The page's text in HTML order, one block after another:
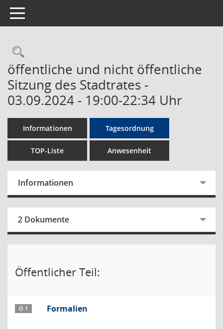
Toggle navigation
Rechercheauswahl
öffentliche und nicht öffentliche
Sitzung des Stadtrates -
03.09.2024 - 19:00-22:34 Uhr
Informationen Tagesordnung
TOP-Liste Anwesenheit
Informationen
2 Dokumente
Öffentlicher Teil:
Ö 1 Formalien